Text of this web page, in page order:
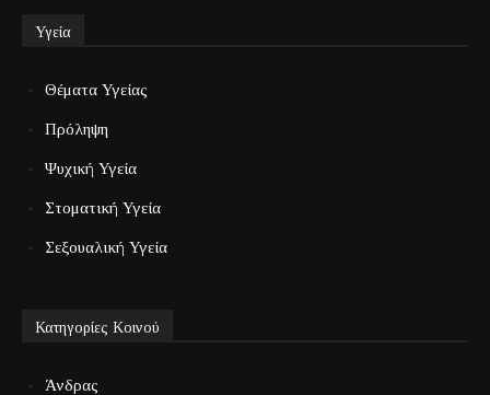
Υγεία
Θέματα Υγείας
Πρόληψη
Ψυχική Υγεία
Στοματική Υγεία
Σεξουαλική Υγεία
Κατηγορίες Κοινού
Άνδρας